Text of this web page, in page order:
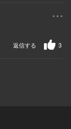
...
3
返信する